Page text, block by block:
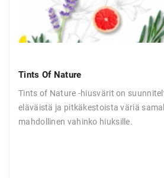
Tints Of Nature
Tints of Nature -hiusvärit on
eläväistä ja pitkäkestoista väriä
mahdollinen vahinko hiuksille.